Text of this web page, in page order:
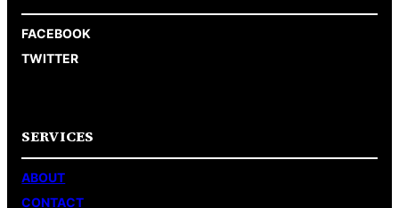
FACEBOOK
TWITTER
SERVICES
ABOUT
CONTACT